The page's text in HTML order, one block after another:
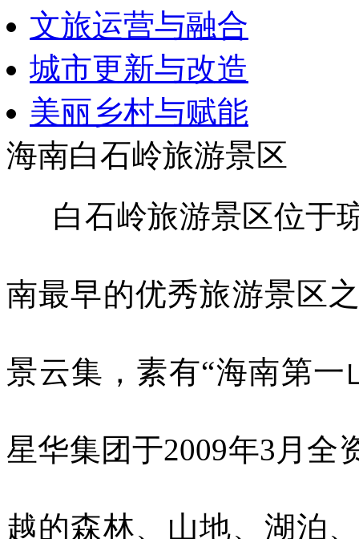
文旅运营与融合
城市更新与改造
美丽乡村与赋能
海南白石岭旅游景区
白石岭旅游景区位于
南最早的优秀旅游景区
景云集，素有“海南第一
星华集团于2009年3 月全
越的森林、山地、湖泊